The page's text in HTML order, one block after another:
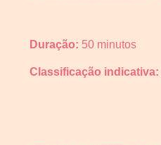
Duração: 50 minutos
Classificação indicativa: